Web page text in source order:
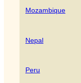
Mozambique
Nepal
Peru